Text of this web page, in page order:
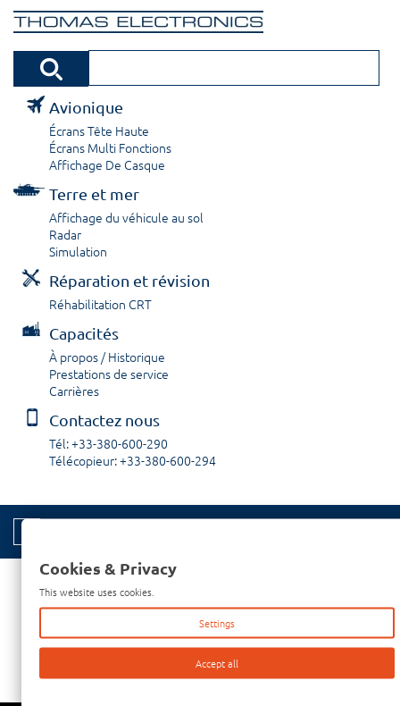
Avionique
Écrans Tête Haute
Écrans Multi Fonctions
Affichage De Casque
Terre et mer
Affichage du véhicule au sol
Radar
Simulation
Réparation et révision
Réhabilitation CRT
Capacités
À propos / Historique
Prestations de service
Carrières
Contactez nous
Tél: +33-380-600-290
Télécopieur: +33-380-600-294
Cookies & Privacy
This website uses cookies.
Settings
Accept all